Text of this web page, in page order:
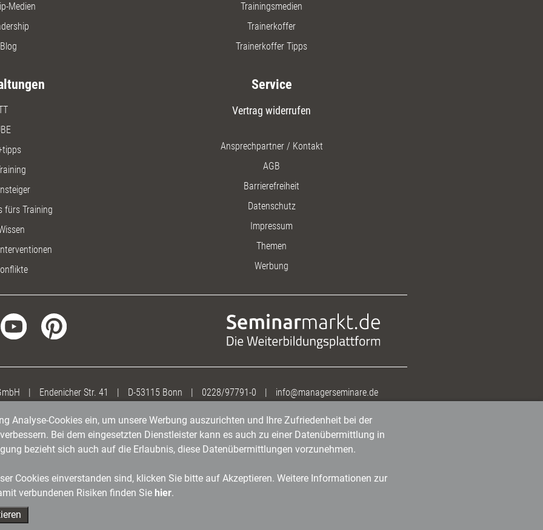
Medien
Trainingsmedien
Trainerkoffer
Trainerkoffer Tipps
fürs Training
Service
Vertrag widerrufen
Ansprechpartner / Kontakt
AGB
Barrierefreiheit
Datenschutz
Impressum
Themen
Werbung
| Endenicher Str. 41 | D-53115 Bonn | 0228/97791-0 | info@managerseminare.de
Analyse-Cookies ein, um unsere Werbung auszurichten und Ihre Zufriedenheit bei der
Bei dem eingesetzten Dienstleister kann es auch zu einer Datenübermittlung in
bezieht sich auch auf die Erlaubnis, diese Datenübermittlungen vorzunehmen.
Cookies einverstanden sind, klicken Sie bitte auf Akzeptieren. Weitere Informationen zur
verbundenen Risiken finden Sie hier.